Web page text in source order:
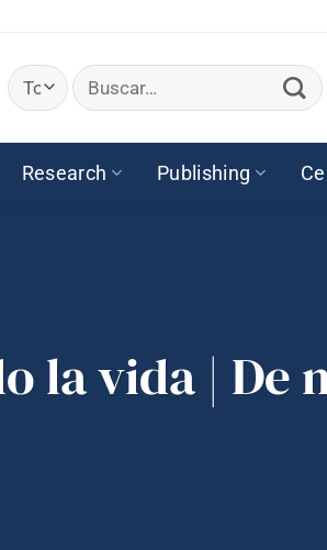
Buscar
por:
Research Publishing
la vida | De